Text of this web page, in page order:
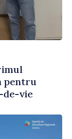
pentru
vie